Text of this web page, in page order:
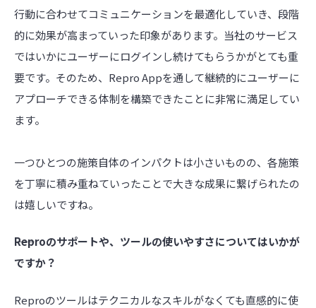
行動に合わせてコミュニケーションを最適化していき、段階
的に効果が高まっていった印象があります。当社のサービス
ではいかにユーザーにログインし続けてもらうかがとても重
要です。そのため、Repro Appを通して継続的にユーザーに
アプローチできる体制を構築できたことに非常に満足してい
ます。
一つひとつの施策自体のインパクトは小さいものの、各施策
を丁寧に積み重ねていったことで大きな成果に繋げられたの
は嬉しいですね。
――Reproのサポートや、ツールの使いやすさについてはいかが
ですか？
Reproのツールはテクニカルなスキルがなくても直感的に使